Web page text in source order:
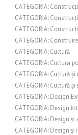
CATEGORIA:
CATEGORIA:
CATEGORIA:
CATEGORIA:
CATEGORIA: Cultură
CATEGORIA: Cultura
CATEGORIA: Cultură
CATEGORIA: Cultură
CATEGORIA: Design
CATEGORIA: Design
CATEGORIA: Design
CATEGORIA: Design